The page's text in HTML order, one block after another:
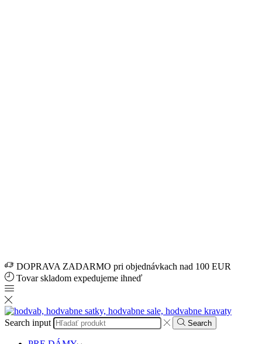
DOPRAVA ZADARMO pri objednávkach nad 100 EUR
Tovar skladom expedujeme ihneď
Search input Search